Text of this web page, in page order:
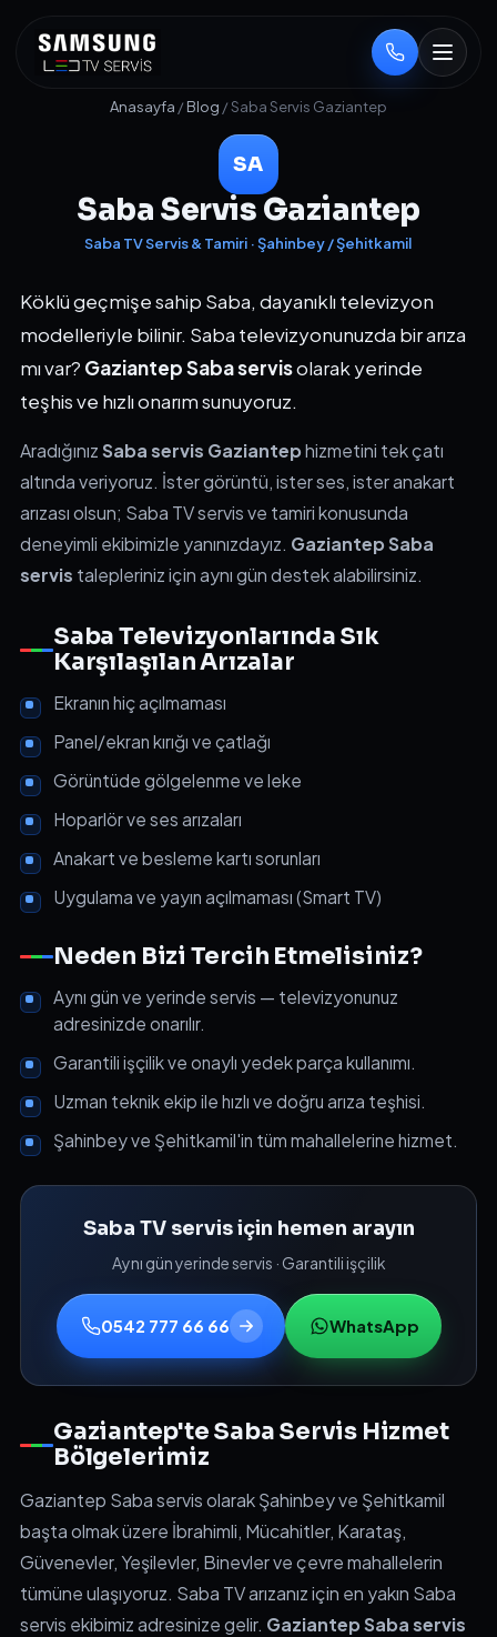
Anasayfa /Blog / Saba Servis Gaziantep
SA
Saba Servis Gaziantep
Saba TV Servis & Tamiri · Şahinbey / Şehitkamil
Köklü geçmişe sahip Saba, dayanıklı televizyon
modelleriyle bilinir. Saba televizyonunuzda bir arıza
mı var? Gaziantep Saba servisolarak yerinde
teşhis ve hızlı onarım sunuyoruz.
AradığınızSaba servis Gaziantephizmetini tek çatı
altında veriyoruz. İster görüntü, ister ses, ister anakart
arızası olsun; Saba TV servis ve tamiri konusunda
deneyimli ekibimizle yanınızdayız. Gaziantep Saba
servis talepleriniz için aynı gün destek alabilirsiniz.
Saba Televizyonlarında Sık
Karşılaşılan Arızalar
Ekranın hiç açılmaması
Panel/ekran kırığı ve çatlağı
Görüntüde gölgelenme ve leke
Hoparlör ve ses arızaları
Anakart ve besleme kartı sorunları
Uygulama ve yayın açılmaması (Smart TV)
Neden Bizi Tercih Etmelisiniz?
Aynı gün ve yerinde servis — televizyonunuz
adresinizde onarılır.
Garantili işçilik ve onaylı yedek parça kullanımı.
Uzman teknik ekip ile hızlı ve doğru arıza teşhisi.
Şahinbey ve Şehitkamil'in tüm mahallelerine hizmet.
Saba TV servis için hemen arayın
Aynı gün yerinde servis · Garantili işçilik
0542 777 66 66 WhatsApp
Gaziantep'te Saba Servis Hizmet
Bölgelerimiz
Gaziantep Saba servis olarak Şahinbey ve Şehitkamil
başta olmak üzere İbrahimli, Mücahitler, Karataş,
Güvenevler, Yeşilevler, Binevler ve çevre mahallelerin
tümüne ulaşıyoruz. Saba TV arızanız için en yakın Saba
servis ekibimiz adresinize gelir. Gaziantep Saba servis